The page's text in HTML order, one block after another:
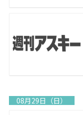
08月29日（日）